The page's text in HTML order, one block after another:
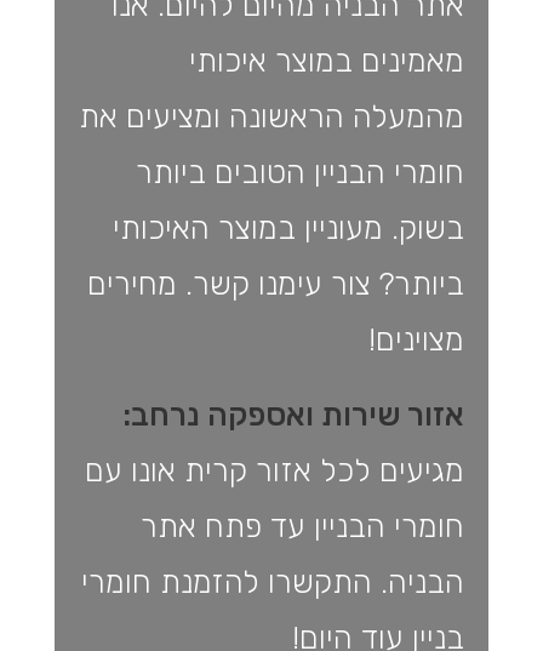
מאמינים במוצר איכותי
מהמעלה הראשונה ומציעים את
חומרי הבניין הטובים ביותר
בשוק. מעוניין במוצר האיכותי
ביותר? צור עימנו קשר. מחירים
מצוינים!
אזור שירות ואספקה נרחב:
מגיעים לכל אזור קרית אונו עם
חומרי הבניין עד פתח אתר
הבניה. התקשרו להזמנת חומרי
בניין עוד היום!